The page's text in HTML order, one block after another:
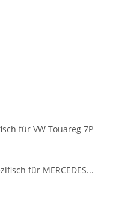
für VW Touareg 7P